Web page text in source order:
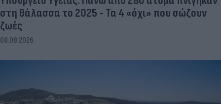
στη θάλασσα το 2025 - Τα 4 «όχι» που σώζουν
ζωές
08.08.2026